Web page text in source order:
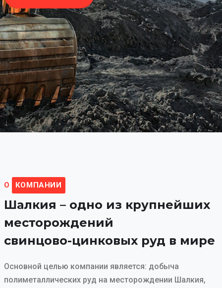
О КОМПАНИИ
Шалкия – одно из крупнейших
месторождений
свинцово-цинковых руд в мире
Основной целью компании является: добыча
полиметаллических руд на месторождении Шалкия,